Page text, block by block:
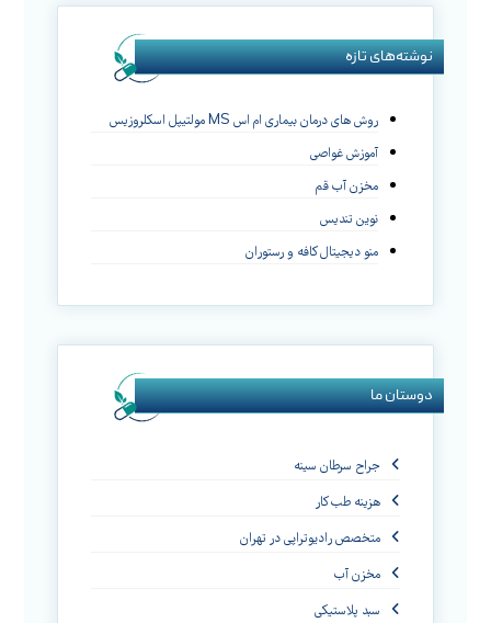
نوشته‌های تازه
روش های درمان بیماری ام اس MS مولتیپل اسکلروزیس
آموزش غواصی
مخزن آب قم
نوین تندیس
منو دیجیتال کافه و رستوران
دوستان ما
جراح سرطان سینه
هزینه طب کار
متخصص رادیوتراپی در تهران
مخزن آب
سبد پلاستیکی